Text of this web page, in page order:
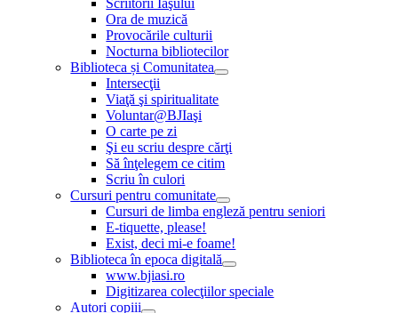
Scriitorii Iaşului
Ora de muzică
Provocările culturii
Nocturna bibliotecilor
Biblioteca și Comunitatea
Intersecţii
Viaţă şi spiritualitate
Voluntar@BJIaşi
O carte pe zi
Şi eu scriu despre cărţi
Să înţelegem ce citim
Scriu în culori
Cursuri pentru comunitate
Cursuri de limba engleză pentru seniori
E-tiquette, please!
Exist, deci mi-e foame!
Biblioteca în epoca digitală
www.bjiasi.ro
Digitizarea colecţiilor speciale
Autori copiii